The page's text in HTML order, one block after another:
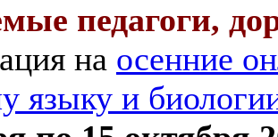
педагоги,
на осенние
языку и